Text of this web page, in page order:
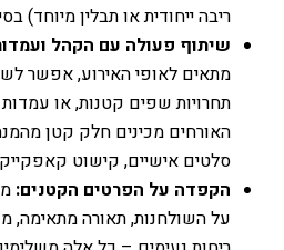
ריבה ייחודית או תבלין מיוחד)
שיתוף פעולה עם הקהל
מתאים לאופי האירוע, אפשר
תחרויות שפים קטנות, או
האורחים מכינים חלק קטן
סלטים אישיים, קישוט
הקפדה על הפרטים הקטנים:
על השולחנות, תאורה מתאימה,